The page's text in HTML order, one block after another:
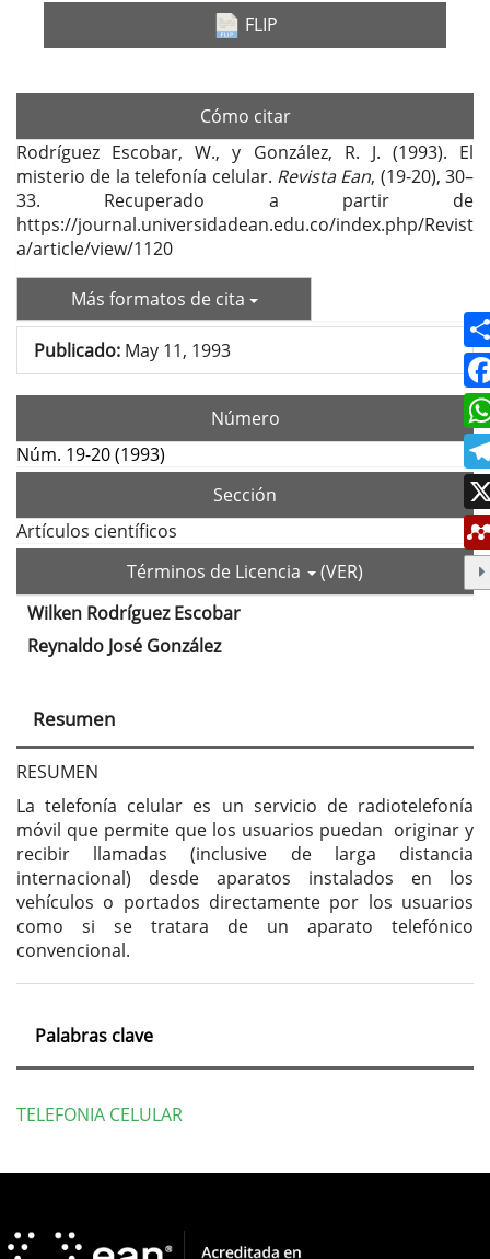
FLIP
Cómo citar
Rodríguez Escobar, W., y González, R. J. (1993). El
misterio de la telefonía celular. Revista Ean, (19-20), 30–
33. Recuperado a partir de
https://journal.universidadean.edu.co/index.php/Revist
a/article/view/1120
Más formatos de cita
Publicado: May 11, 1993
Número
Núm. 19-20 (1993)
Sección
Artículos científicos
Términos de Licencia
(VER)
Contenido
principal
del
artículo
Wilken Rodríguez Escobar
Reynaldo José González
Resumen
RESUMEN
La telefonía celular es un servicio de radiotelefonía
móvil que permite que los usuarios puedan originar y
recibir llamadas (inclusive de larga distancia
internacional) desde aparatos instalados en los
vehículos o portados directamente por los usuarios
como si se tratara de un aparato telefónico
convencional.
Palabras clave
TELEFONIA CELULAR
Detalles
artículo